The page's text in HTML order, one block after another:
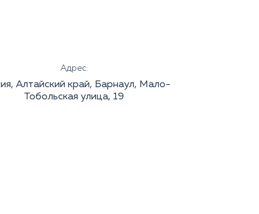
Адрес:
Алтайский край, Барнаул, Мало-
Тобольская улица, 19